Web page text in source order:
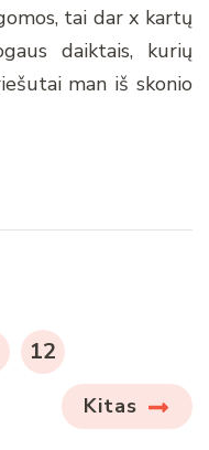
tai dar x kartų
daiktais, kurių
man iš skonio
PAGE
12
Kitas